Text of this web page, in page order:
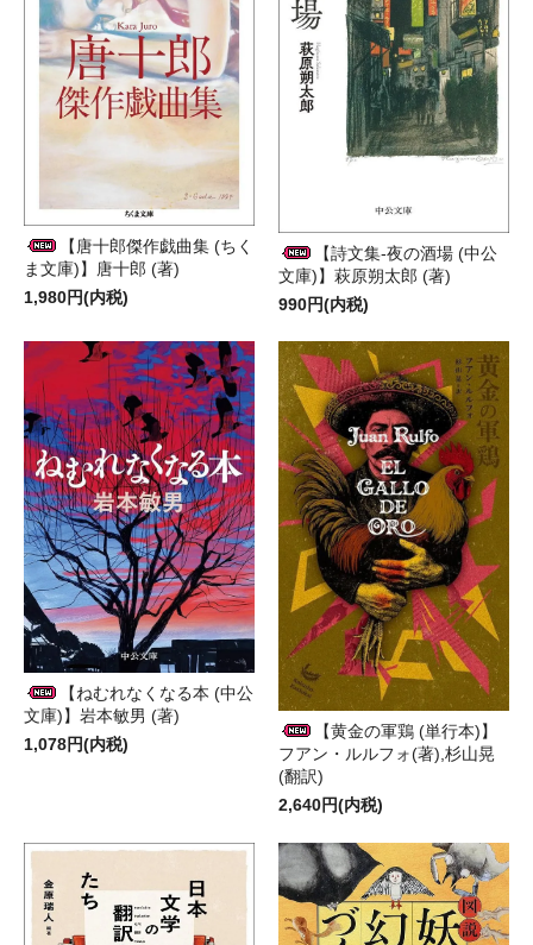
【唐十郎傑作戯曲集 (ちく
ま文庫)】唐十郎 (著)
1,980円(内税)
【詩文集-夜の酒場 (中公
文庫)】萩原朔太郎 (著)
990円(内税)
【ねむれなくなる本 (中公
文庫)】岩本敏男 (著)
1,078円(内税)
【黄金の軍鶏 (単行本)】
フアン・ルルフォ(著),杉山晃
(翻訳)
2,640円(内税)